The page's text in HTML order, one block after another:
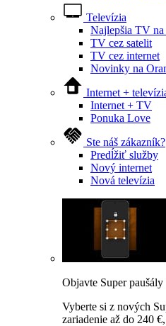
Televízia
Najlepšia TV na
TV cez satelit
TV cez internet
Novinky na
Internet +
Internet + TV
Ponuka Love
Ste náš zákazník?
Predĺžiť služby
Nový internet
Nová televízia
Objavte Super paušály
Vyberte si z nových
zariadenie až do 240